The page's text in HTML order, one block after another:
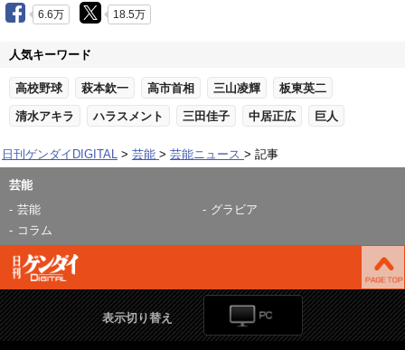
6.6万 18.5万
人気キーワード
高校野球 萩本欽一 高市首相 三山凌輝 板東英二
清水アキラ ハラスメント 三田佳子 中居正広 巨人
日刊ゲンダイDIGITAL 芸能 芸能ニュース 記事
芸能
芸能
グラビア
コラム
表示切り替え